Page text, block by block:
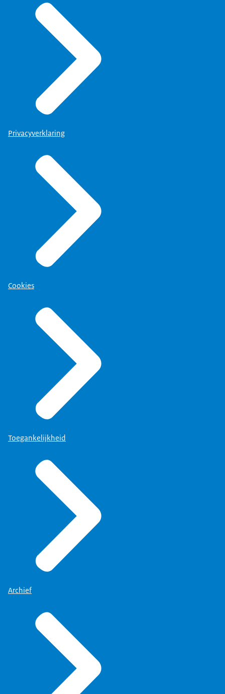
Privacyverklaring
Cookies
Toegankelijkheid
Archief